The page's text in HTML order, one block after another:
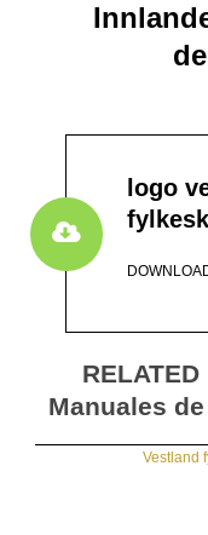
logo
Manuales
Vestland